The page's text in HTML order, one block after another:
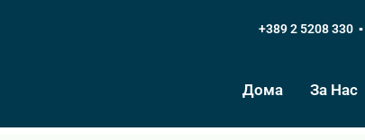
+389 2 5208 330 ▪
Дома За Нас